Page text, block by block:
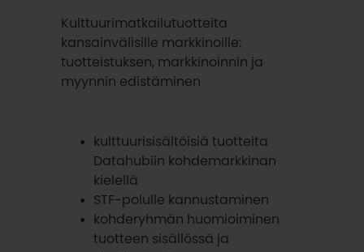
Kulttuurimatkailutuotteita
kansainvälisille markkinoille:
tuotteistuksen, markkinoinnin ja
myynnin edistäminen
kulttuurisisältöisiä tuotteita
Datahubiin kohdemarkkinan
kielellä
STF-polulle kannustaminen
kohderyhmän huomioiminen
tuotteen sisällössä ja